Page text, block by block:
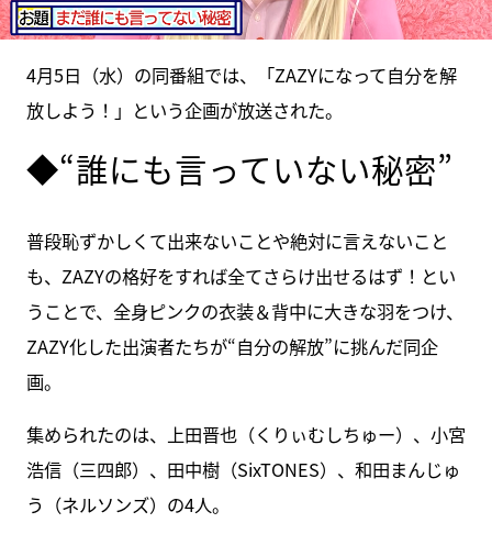
4月5日（水）の同番組では、「ZAZYになって自分を解
放しよう！」という企画が放送された。
◆“誰にも言っていない秘密”
普段恥ずかしくて出来ないことや絶対に言えないこと
も、ZAZYの格好をすれば全てさらけ出せるはず！とい
うことで、全身ピンクの衣装＆背中に大きな羽をつけ、
ZAZY化した出演者たちが“自分の解放”に挑んだ同企
画。
集められたのは、上田晋也（くりぃむしちゅー）、小宮
浩信（三四郎）、田中樹（SixTONES）、和田まんじゅ
う（ネルソンズ）の4人。